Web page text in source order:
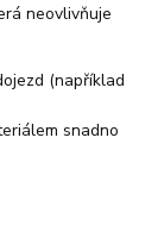
neovlivňuje
(například
snadno